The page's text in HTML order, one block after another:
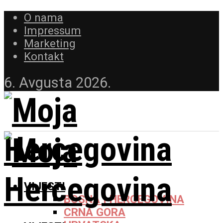
O nama
Impressum
Marketing
Kontakt
6. Avgusta 2026.
VIJESTI
BOSNA I HERCEGOVINA
CRNA GORA